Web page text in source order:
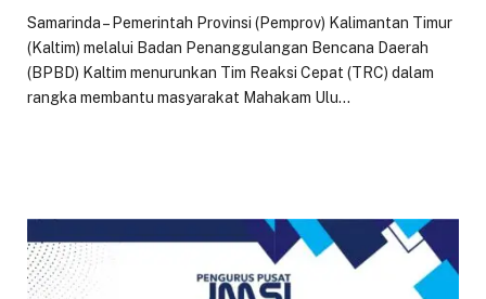
Samarinda – Pemerintah Provinsi (Pemprov) Kalimantan Timur
(Kaltim) melalui Badan Penanggulangan Bencana Daerah
(BPBD) Kaltim menurunkan Tim Reaksi Cepat (TRC) dalam
rangka membantu masyarakat Mahakam Ulu…